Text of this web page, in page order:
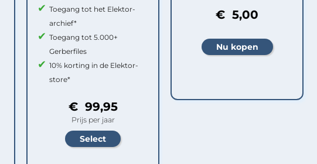
Toegang tot het Elektor-
archief*
Toegang tot 5.000+
Gerberfiles
10% korting in de Elektor-
store*
€ 99,95
Prijs per jaar
€ 5,00